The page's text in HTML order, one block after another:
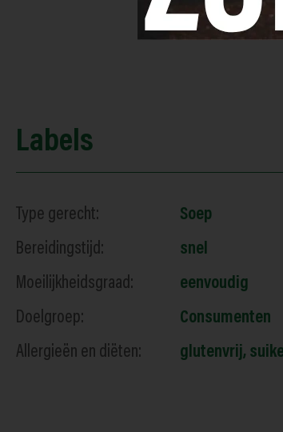
Labels
Type gerecht:
Soep
Bereidingstijd:
snel
Moeilijkheidsgraad:
eenvoudig
Doelgroep:
Consumenten
Allergieën en diëten:
glutenvrij,